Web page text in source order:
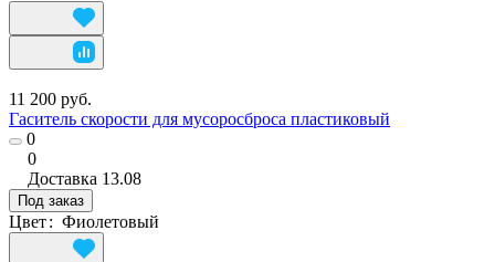
11 200 руб.
Гаситель скорости для мусоросброса пластиковый
0
0
Доставка 13.08
Под заказ
Цвет: Фиолетовый